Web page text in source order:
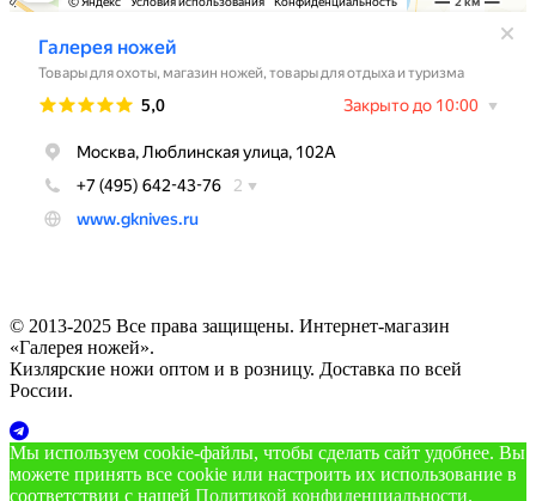
© 2013-2025 Все права защищены. Интернет-магазин
«Галерея ножей».
Кизлярские ножи оптом и в розницу. Доставка по всей
России.
Мы используем cookie‑файлы, чтобы сделать сайт удобнее. Вы
можете принять все cookie или настроить их использование в
соответствии с нашей Политикой конфиденциальности.